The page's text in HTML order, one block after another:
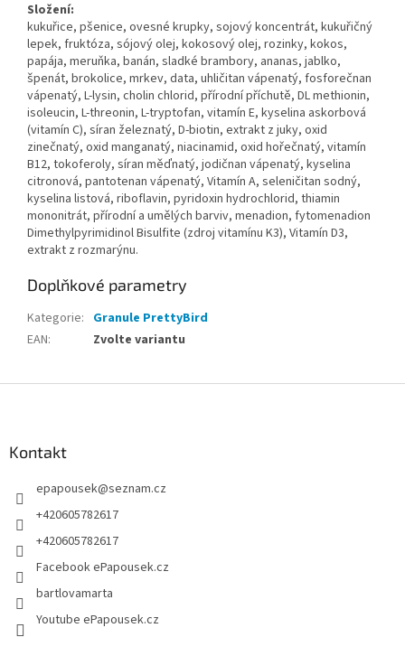
Složení:
kukuřice, pšenice, ovesné krupky, sojový koncentrát, kukuřičný
lepek, fruktóza, sójový olej, kokosový olej, rozinky, kokos,
papája, meruňka, banán, sladké brambory, ananas, jablko,
špenát, brokolice, mrkev, data, uhličitan vápenatý, fosforečnan
vápenatý, L-lysin, cholin chlorid, přírodní příchutě, DL methionin,
isoleucin, L-threonin, L-tryptofan, vitamín E, kyselina askorbová
(vitamín C), síran železnatý, D-biotin, extrakt z juky, oxid
zinečnatý, oxid manganatý, niacinamid, oxid hořečnatý, vitamín
B12, tokoferoly, síran měďnatý, jodičnan vápenatý, kyselina
citronová, pantotenan vápenatý, Vitamín A, seleničitan sodný,
kyselina listová, riboflavin, pyridoxin hydrochlorid, thiamin
mononitrát, přírodní a umělých barviv, menadion, fytomenadion
Dimethylpyrimidinol Bisulfite (zdroj vitamínu K3), Vitamín D3,
extrakt z rozmarýnu.
Doplňkové parametry
Kategorie: Granule PrettyBird
EAN: Zvolte variantu
Kontakt
epapousek@seznam.cz
+420605782617
+420605782617
Facebook ePapousek.cz
bartlovamarta
Youtube ePapousek.cz